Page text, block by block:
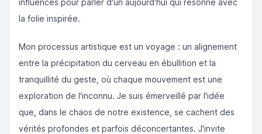
influences pour parler d'un aujourd'hui qui résonne avec
la folie inspirée.
Mon processus artistique est un voyage : un alignement
entre la précipitation du cerveau en ébullition et la
tranquillité du geste, où chaque mouvement est une
exploration de l'inconnu. Je suis émerveillé par l'idée
que, dans le chaos de notre existence, se cachent des
vérités profondes et parfois déconcertantes. J'invite